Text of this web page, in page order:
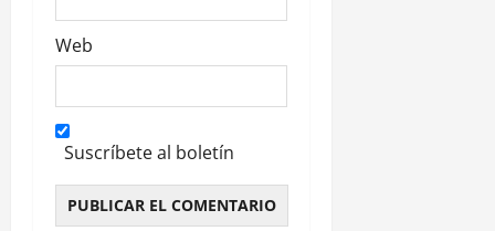
Web
Suscríbete al boletín